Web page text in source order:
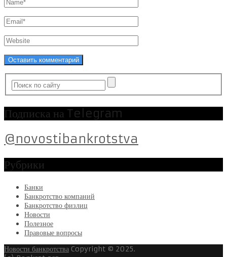
Подписка на Telegram
@novostibankrotstva
Рубрики
Банки
Банкротство компаний
Банкротство физлиц
Новости
Полезное
Правовые вопросы
Новости банкротства Copyright © 2025.